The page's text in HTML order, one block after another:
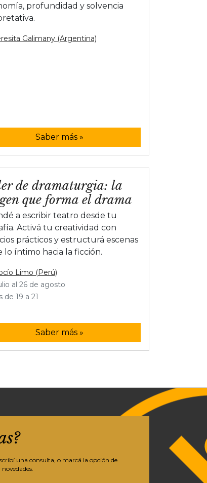
profundidad y solvencia
Galimany (Argentina)
Saber más »
de dramaturgia: la
que forma el drama
a escribir teatro desde tu
Activá tu creatividad con
prácticos y estructurá escenas
lo íntimo hacia la ficción.
Limo (Perú)
al 26 de agosto
de 19 a 21
Saber más »
una consulta, o marcá la opción de